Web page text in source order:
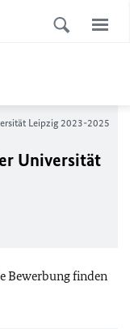
Leipzig 2023-2025
Universität
Bewerbung finden